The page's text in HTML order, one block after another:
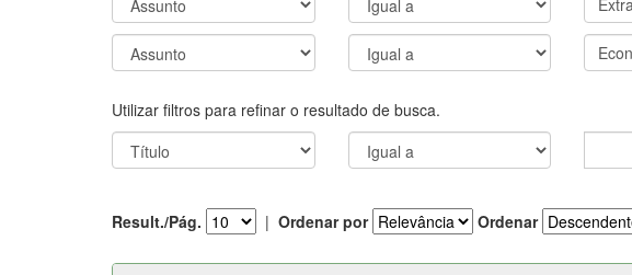
Utilizar filtros para refinar o resultado de busca.
Result./Pág. | Ordenar por Ordenar